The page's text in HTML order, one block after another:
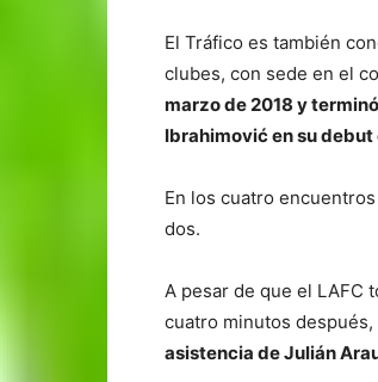
El Tráfico es también
clubes, con sede en el
marzo de 2018 y
Ibrahimović en su debut
En los cuatro
dos.
A pesar de que el LAFC
cuatro minutos después,
asistencia de Julián